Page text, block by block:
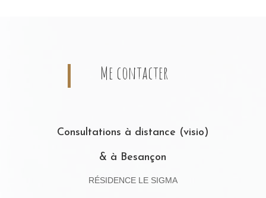
Me contacter
Consultations à distance (visio)
& à Besançon
RÉSIDENCE LE SIGMA